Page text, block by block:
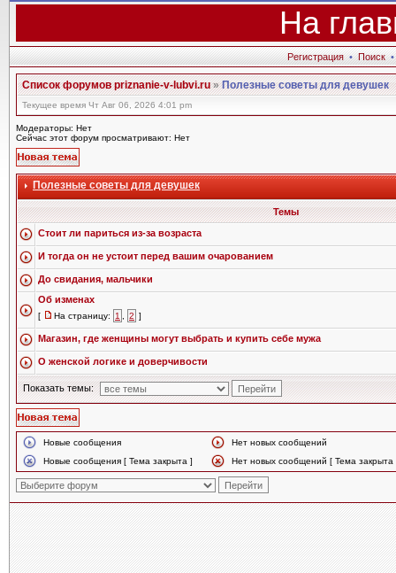
На
Регистрация • Поиск •
Список форумов priznanie-v-lubvi.ru»Полезные советы для девушек
Текущее время Чт Авг 06, 2026 4:01 pm
Модераторы: Нет
Сейчас этот форум просматривают: Нет
Полезные советы для девушек
Темы
Стоит ли париться из-за возраста
И тогда он не устоит перед вашим очарованием
До свидания, мальчики
Об изменах
[ На страницу: 1 2 ]
Магазин, где женщины могут выбрать и купить себе мужа
О женской логике и доверчивости
Показать темы:
Новые сообщения
Нет новых сообщений
Новые сообщения [ Тема закрыта ]
Нет новых сообщений [ Тема закрыта